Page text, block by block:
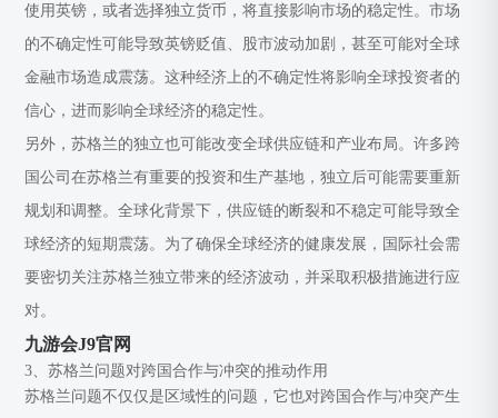
使用英镑，或者选择独立货币，将直接影响市场的稳定性。市场
的不确定性可能导致英镑贬值、股市波动加剧，甚至可能对全球
金融市场造成震荡。这种经济上的不确定性将影响全球投资者的
信心，进而影响全球经济的稳定性。
另外，苏格兰的独立也可能改变全球供应链和产业布局。许多跨
国公司在苏格兰有重要的投资和生产基地，独立后可能需要重新
规划和调整。全球化背景下，供应链的断裂和不稳定可能导致全
球经济的短期震荡。为了确保全球经济的健康发展，国际社会需
要密切关注苏格兰独立带来的经济波动，并采取积极措施进行应
对。
九游会J9官网
3、苏格兰问题对跨国合作与冲突的推动作用
苏格兰问题不仅仅是区域性的问题，它也对跨国合作与冲突产生